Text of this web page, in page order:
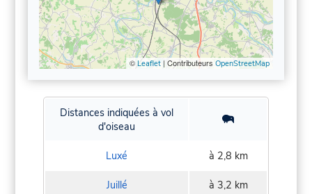
© Leaflet| Contributeurs OpenStreetMap
Distances indiquées à vol
d'oiseau
Luxé à 2,8 km
Juillé à 3,2 km